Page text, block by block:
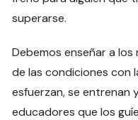
superarse.
Debemos enseñar a
de las condiciones con
esfuerzan, se entrenan
educadores que los